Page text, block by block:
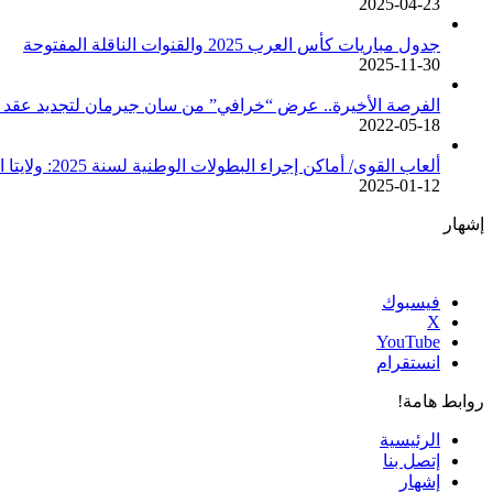
جدول مباريات كأس العرب 2025 والقنوات الناقلة المفتوحة
2025-11-30
الفرصة الأخيرة.. عرض “خرافي” من سان جيرمان لتجديد عقد
2022-05-18
ألعاب القوى/ أماكن إجراء البطولات الوطنية لسنة 2025: ولايتا الجزائر وبجاية تحتضنان أغلبية المسابقات /اتحادية/
2025-01-12
إشهار
فيسبوك
‫X
‫YouTube
انستقرام
روابط هامة!
الرئيسية
إتصل بنا
إشهار